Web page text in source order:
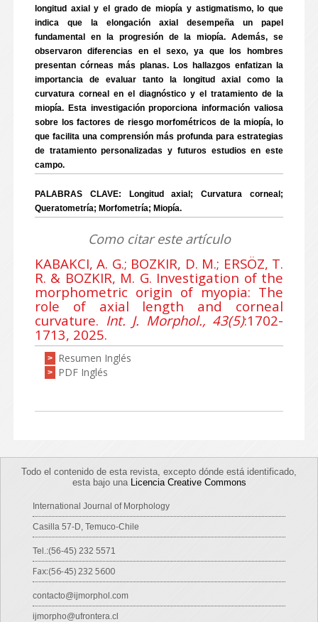
longitud axial y el grado de miopía y astigmatismo, lo que
indica que la elongación axial desempeña un papel
fundamental en la progresión de la miopía. Además, se
observaron diferencias en el sexo, ya que los hombres
presentan córneas más planas. Los hallazgos enfatizan la
importancia de evaluar tanto la longitud axial como la
curvatura corneal en el diagnóstico y el tratamiento de la
miopía. Esta investigación proporciona información valiosa
sobre los factores de riesgo morfométricos de la miopía, lo
que facilita una comprensión más profunda para estrategias
de tratamiento personalizadas y futuros estudios en este
campo.
PALABRAS CLAVE: Longitud axial; Curvatura corneal;
Queratometría; Morfometría; Miopía.
Como citar este artículo
KABAKCI, A. G.; BOZKIR, D. M.; ERSÖZ, T.
R. & BOZKIR, M. G. Investigation of the
morphometric origin of myopia: The
role of axial length and corneal
curvature. Int. J. Morphol., 43(5):1702-
1713, 2025.
> Resumen Inglés
> PDF Inglés
Todo el contenido de esta revista, excepto dónde está identificado,
esta bajo una Licencia Creative Commons
International Journal of Morphology
Casilla 57-D, Temuco-Chile
Tel.:(56-45) 232 5571
Fax:(56-45) 232 5600
contacto@ijmorphol.com
ijmorpho@ufrontera.cl